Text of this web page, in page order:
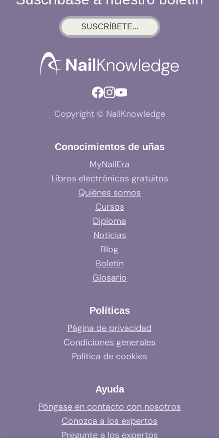
SUSCRÍBETE...
Copyright © NailKnowledge
Conocimientos de uñas
MyNailEra
Libros electrónicos gratuitos
Quiénes somos
Cursos
Diploma
Noticias
Blog
Boletín
Glosario
Políticas
Página de privacidad
Condiciones generales
Política de cookies
Ayuda
Póngase en contacto con nosotros
Conozca a los expertos
Pregunte a los expertos